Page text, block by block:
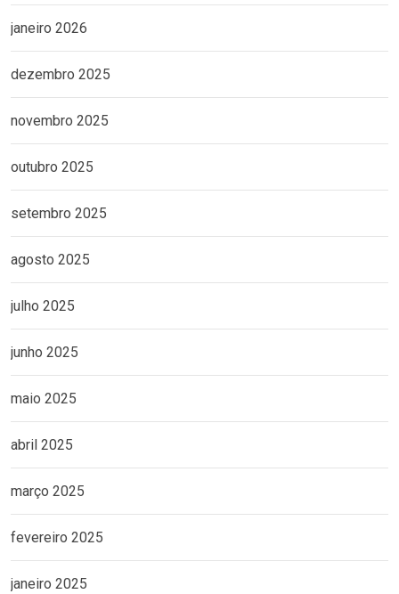
janeiro 2026
dezembro 2025
novembro 2025
outubro 2025
setembro 2025
agosto 2025
julho 2025
junho 2025
maio 2025
abril 2025
março 2025
fevereiro 2025
janeiro 2025